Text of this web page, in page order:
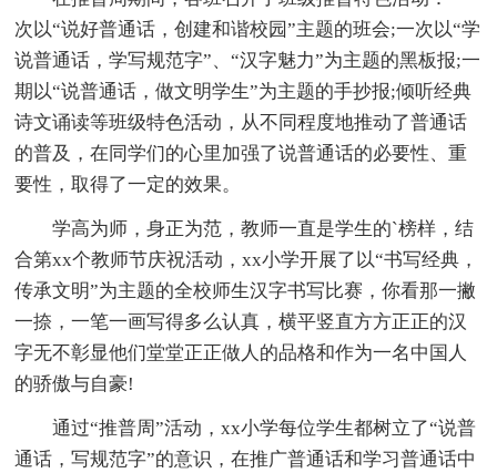
次以“说好普通话，创建和谐校园”主题的班会;一次以“学
说普通话，学写规范字”、“汉字魅力”为主题的黑板报;一
期以“说普通话，做文明学生”为主题的手抄报;倾听经典
诗文诵读等班级特色活动，从不同程度地推动了普通话
的普及，在同学们的心里加强了说普通话的必要性、重
要性，取得了一定的效果。
学高为师，身正为范，教师一直是学生的`榜样，结
合第xx个教师节庆祝活动，xx小学开展了以“书写经典，
传承文明”为主题的全校师生汉字书写比赛，你看那一撇
一捺，一笔一画写得多么认真，横平竖直方方正正的汉
字无不彰显他们堂堂正正做人的品格和作为一名中国人
的骄傲与自豪!
通过“推普周”活动，xx小学每位学生都树立了“说普
通话，写规范字”的意识，在推广普通话和学习普通话中